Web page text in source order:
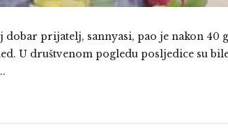
dobar prijatelj, sannyasi, pao je nakon
U društvenom pogledu posljedice su